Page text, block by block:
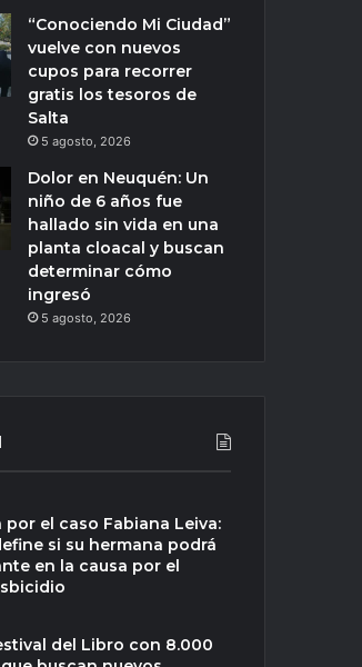
“Conociendo Mi Ciudad”
vuelve con nuevos
cupos para recorrer
gratis los tesoros de
Salta
5 agosto, 2026
Dolor en Neuquén: Un
niño de 6 años fue
hallado sin vida en una
planta cloacal y buscan
determinar cómo
ingresó
5 agosto, 2026
por el caso Fabiana Leiva:
si su hermana podrá
en la causa por el
del Libro con 8.000